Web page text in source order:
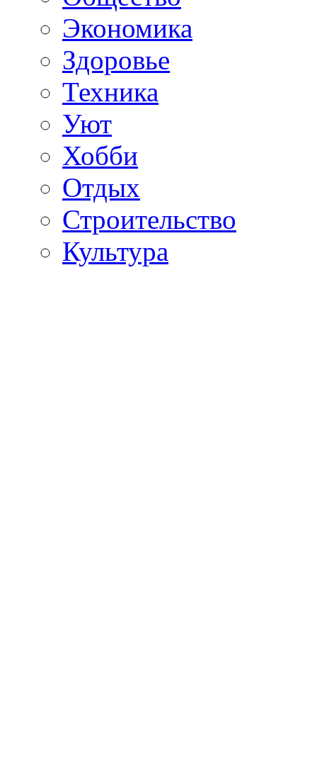
Экономика
Здоровье
Техника
Уют
Хобби
Отдых
Строительство
Культура